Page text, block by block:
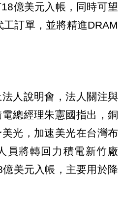
億美元入帳，同時可望
訂單，並將精進DRAM
人說明會，法人關注與
總經理朱憲國指出，銅
光，加速美光在台灣布
員將轉回力積電新竹廠
美元入帳，主要用於降